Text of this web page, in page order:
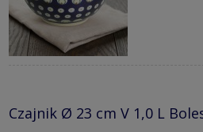
Czajnik Ø 23 cm V 1,0 L